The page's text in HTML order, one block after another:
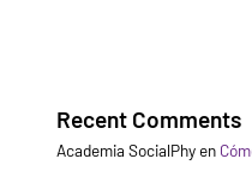
Recent Comments
Academia SocialPhyen